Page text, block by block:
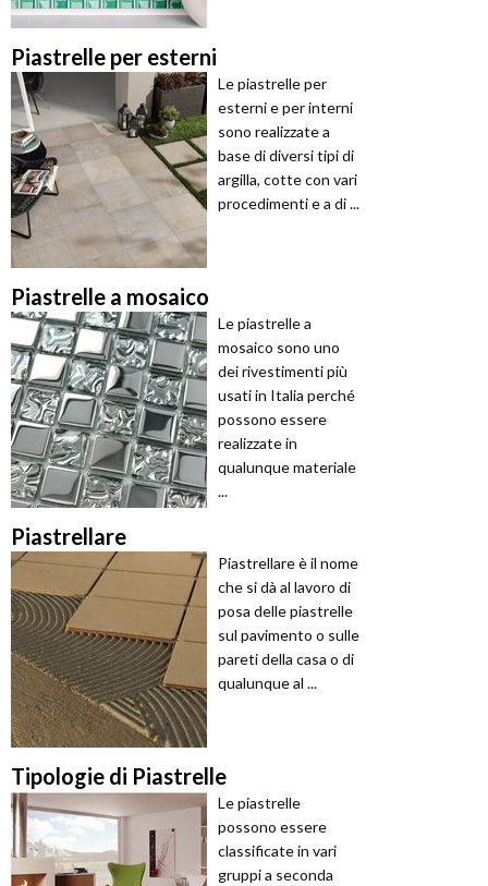
Piastrelle per esterni
Le piastrelle per
esterni e per interni
sono realizzate a
base di diversi tipi di
argilla, cotte con vari
procedimenti e a di ...
Piastrelle a mosaico
Le piastrelle a
mosaico sono uno
dei rivestimenti più
usati in Italia perché
possono essere
realizzate in
qualunque materiale
...
Piastrellare
Piastrellare è il nome
che si dà al lavoro di
posa delle piastrelle
sul pavimento o sulle
pareti della casa o di
qualunque al ...
Tipologie di Piastrelle
Le piastrelle
possono essere
classificate in vari
gruppi a seconda